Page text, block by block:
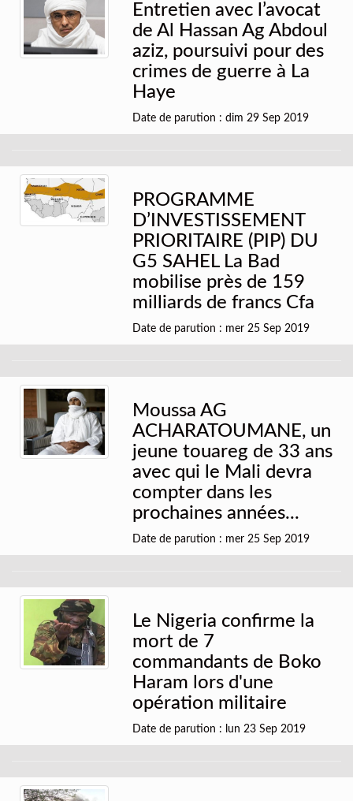
Entretien avec l’avocat
de Al Hassan Ag Abdoul
aziz, poursuivi pour des
crimes de guerre à La
Haye
Date de parution : dim 29 Sep 2019
PROGRAMME
D’INVESTISSEMENT
PRIORITAIRE (PIP) DU
G5 SAHEL La Bad
mobilise près de 159
milliards de francs Cfa
Date de parution : mer 25 Sep 2019
Moussa AG
ACHARATOUMANE, un
jeune touareg de 33 ans
avec qui le Mali devra
compter dans les
prochaines années...
Date de parution : mer 25 Sep 2019
Le Nigeria confirme la
mort de 7
commandants de Boko
Haram lors d'une
opération militaire
Date de parution : lun 23 Sep 2019